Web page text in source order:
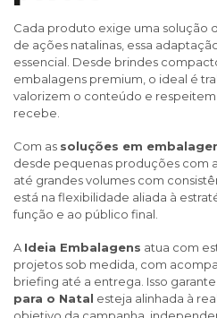
Cada produto exige uma solução
de ações natalinas, essa
essencial. Desde brindes
embalagens premium, o ideal é
valorizem o conteúdo e
recebe.
Com as soluções em
desde pequenas produções com
até grandes volumes com
está na flexibilidade aliada à
função e ao público final.
A Ideia Embalagens atua com
projetos sob medida, com
briefing até a entrega. Isso
para o Natal esteja alinhada à
objetivo da campanha,